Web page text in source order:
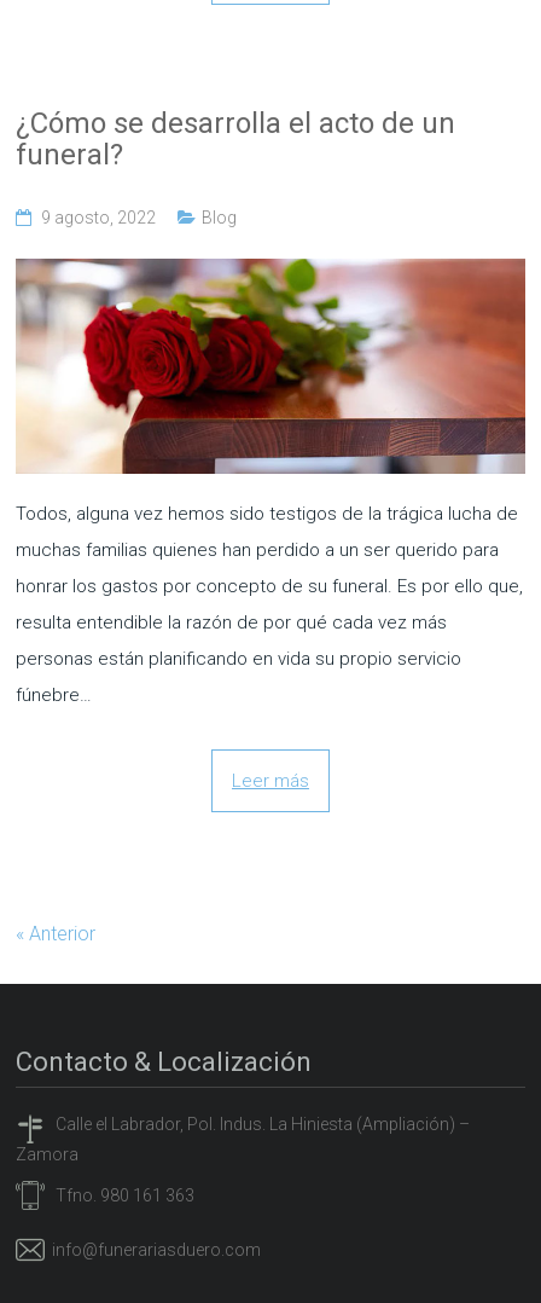
¿Cómo se desarrolla el acto de un
funeral?
9 agosto, 2022 Blog
Todos, alguna vez hemos sido testigos de la trágica lucha de
muchas familias quienes han perdido a un ser querido para
honrar los gastos por concepto de su funeral. Es por ello que,
resulta entendible la razón de por qué cada vez más
personas están planificando en vida su propio servicio
fúnebre…
Leer más
« Anterior
Contacto & Localización
Calle el Labrador, Pol. Indus. La Hiniesta (Ampliación) –
Zamora
Tfno. 980 161 363
info@funerariasduero.com